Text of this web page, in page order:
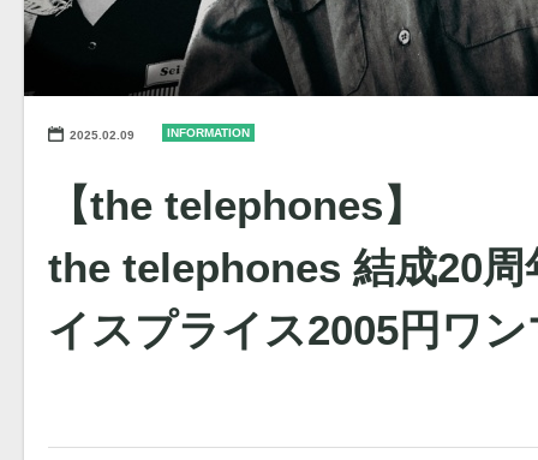
2025.02.09 INFORMATION
【the telephones】
the telephones 結成20周
イスプライス2005円ワ